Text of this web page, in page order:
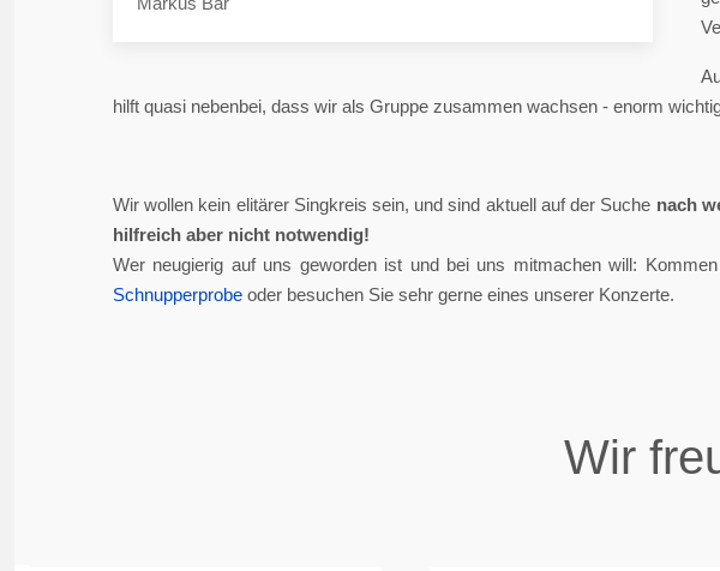
hilft quasi nebenbei, dass wir als Gruppe zusammen wachsen - enorm
Wir wollen kein elitärer Singkreis sein, und sind aktuell auf der Suche nach
hilfreich aber nicht notwendig!
Wer neugierig auf uns geworden ist und bei uns mitmachen will:
Schnupperprobe oder besuchen Sie sehr gerne eines unserer Konzerte.
Wir